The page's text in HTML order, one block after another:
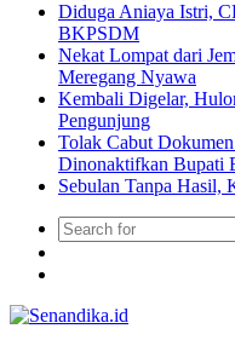
Diduga Aniaya Istri,
BKPSDM
Nekat Lompat dari
Meregang Nyawa
Kembali Digelar,
Pengunjung
Tolak Cabut
Dinonaktifkan Bupati
Sebulan Tanpa Hasil,